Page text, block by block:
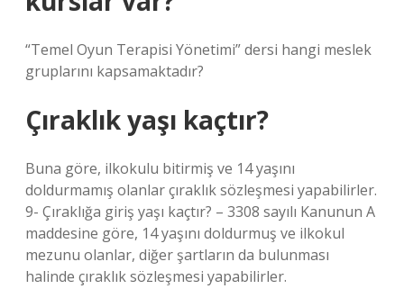
“Temel Oyun Terapisi Yönetimi” dersi hangi meslek
gruplarını kapsamaktadır?
Çıraklık yaşı kaçtır?
Buna göre, ilkokulu bitirmiş ve 14 yaşını
doldurmamış olanlar çıraklık sözleşmesi yapabilirler.
9- Çıraklığa giriş yaşı kaçtır? – 3308 sayılı Kanunun A
maddesine göre, 14 yaşını doldurmuş ve ilkokul
mezunu olanlar, diğer şartların da bulunması
halinde çıraklık sözleşmesi yapabilirler.